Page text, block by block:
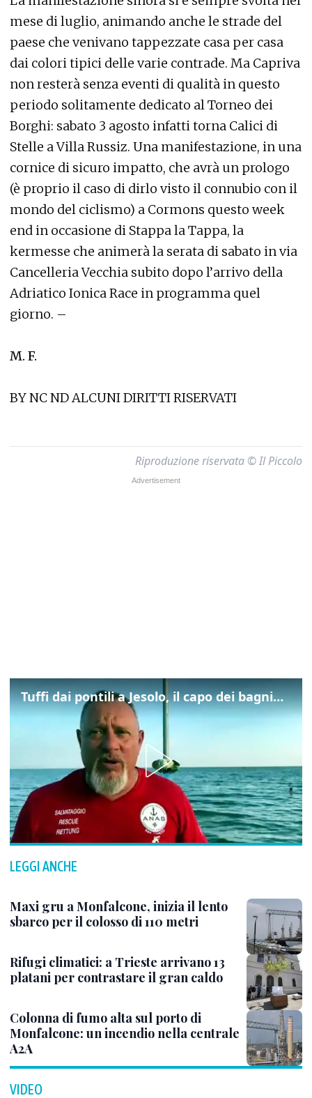
mese di luglio, animando anche le strade del
paese che venivano tappezzate casa per casa
dai colori tipici delle varie contrade. Ma Capriva
non resterà senza eventi di qualità in questo
periodo solitamente dedicato al Torneo dei
Borghi: sabato 3 agosto infatti torna Calici di
Stelle a Villa Russiz. Una manifestazione, in una
cornice di sicuro impatto, che avrà un prologo
(è proprio il caso di dirlo visto il connubio con il
mondo del ciclismo) a Cormons questo week
end in occasione di Stappa la Tappa, la
kermesse che animerà la serata di sabato in via
Cancelleria Vecchia subito dopo l’arrivo della
Adriatico Ionica Race in programma quel
giorno. –
M. F.
BY NC ND ALCUNI DIRITTI RISERVATI
Riproduzione riservata © Il Piccolo
Tuffi dai pontili a Jesolo, il capo dei bagnini: "L'impegno di tutti per evitare altre tragedie"
LEGGI ANCHE
Maxi gru a Monfalcone, inizia il lento
sbarco per il colosso di 110 metri
Rifugi climatici: a Trieste arrivano 13
platani per contrastare il gran caldo
Colonna di fumo alta sul porto di
Monfalcone: un incendio nella centrale
A2A
VIDEO